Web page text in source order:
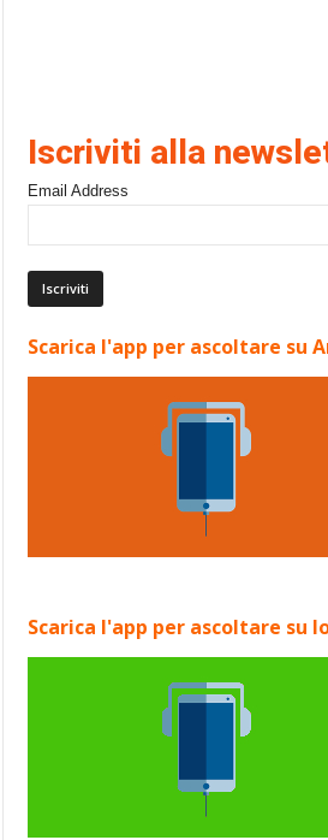
Iscriviti alla
Email Address
Scarica l'app per ascoltare su
Scarica l'app per ascoltare su